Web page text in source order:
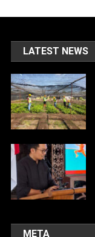
LATEST NEWS
META